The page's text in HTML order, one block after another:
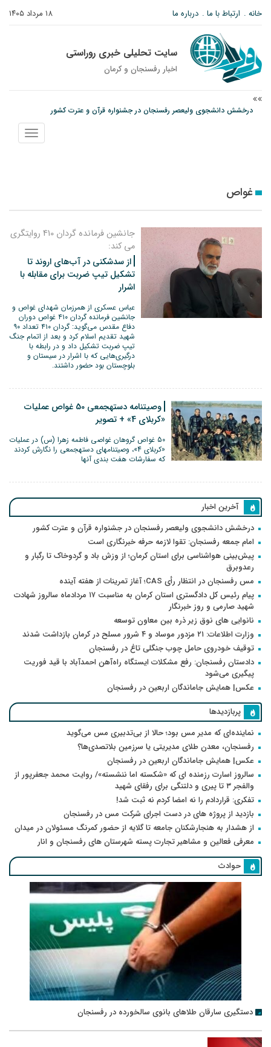
۱۸ مرداد ۱۴۰۵ خانه ارتباط با ما درباره ما
سایت تحلیلی خبری روراستی
اخبار رفسنجان و كرمان
درخشش دانشجوی ولیعصر رفسنجان در جشنواره قرآن و عترت کشور
پیش‌بینی هواشناسی برای استان کرمان؛ از وزش باد و گردوخاک تا رگبار و رعدوبرق
نمایش
منو
غواص
جانشین فرمانده گردان 410 روایتگری
می کند:
از سدشکنی در آب‌های اروند تا
تشکیل تیپ ضربت برای مقابله با
اشرار
عباس عسکری از همرزمان شهدای غواص و
جانشین فرمانده گردان ۴۱۰ غواص دوران
دفاع مقدس می‌گوید: گردان ۴۱۰ تعداد ۹۰
شهید تقدیم اسلام کرد و بعد از اتمام جنگ
تیپ ضربت تشکیل داد و در رابطه با
درگیری‌هایی که با اشرار در سیستان و
بلوچستان بود حضور داشتند.
وصیت‎نامه دسته‎جمعی 50 غواص عملیات
«کربلای 4» + تصویر
50 غواص گروهان غواصی فاطمه زهرا (س) در عملیات
«کربلای 4»، وصیت‎نامه‎ای دسته‎جمعی را نگارش کردند
که سفارشات هفت بندی آنها
آخرین اخبار
درخشش دانشجوی ولیعصر رفسنجان در جشنواره قرآن و عترت کشور
امام جمعه رفسنجان: تقوا لازمه حرفه خبرنگاری است
پیش‌بینی هواشناسی برای استان کرمان؛ از وزش باد و گردوخاک تا رگبار و
رعدوبرق
مس رفسنجان در انتظار رأی CAS؛ آغاز تمرینات از هفته آینده
پیام رئیس کل دادگستری استان کرمان به مناسبت ۱۷ مردادماه سالروز شهادت
شهید صارمی و روز خبرنگار
نانوایی های نوق زیر ذره بین معاون توسعه
وزارت اطلاعات: ۲۱ مزدور موساد و ۴ شرور مسلح در کرمان بازداشت شدند
توقیف خودروی حامل چوب جنگلی تاغ در رفسنجان
دادستان رفسنجان: رفع مشکلات ایستگاه راه‌آهن احمدآباد با قید فوریت
پیگیری می‌شود
عکس| همایش جاماندگان اربعین در رفسنجان
پربازدیدها
نماینده‌ای که مدیر مس بود؛ حالا از بی‌تدبیری مس می‌گوید
رفسنجان، معدن طلای مدیریتی یا سرزمین بلاتصدی‌ها؟
عکس| همایش جاماندگان اربعین در رفسنجان
سالروز اسارت رزمنده ای که «شکسته اما ننشسته»/ روایت محمد جعفرپور از
والفجر ۳ تا پیری و دلتنگی برای رفقای شهید
تفکری: قراردادم را نه امضا کردم نه ثبت شد!
بازدید از پروژه های در دست اجرای شرکت مس در رفسنجان
از هشدار به هنجارشکنان جامعه تا گلایه از حضور کمرنگ مسئولان در میدان
معرفی فعالین و مشاهیر تجارت پسته شهرستان های رفسنجان و انار
حوادث
دستگیری سارقان طلاهای بانوی سالخورده در رفسنجان